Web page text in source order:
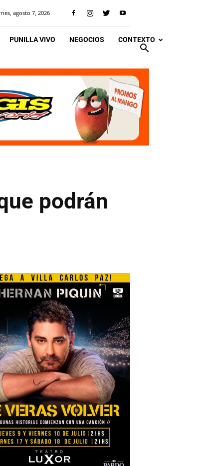
agosto 7, 2026
PUNILLA VIVO NEGOCIOS CONTEXTO
podrán